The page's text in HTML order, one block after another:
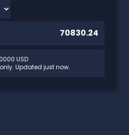
USD
Updated just now.